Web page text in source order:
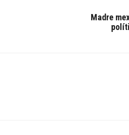
Madre